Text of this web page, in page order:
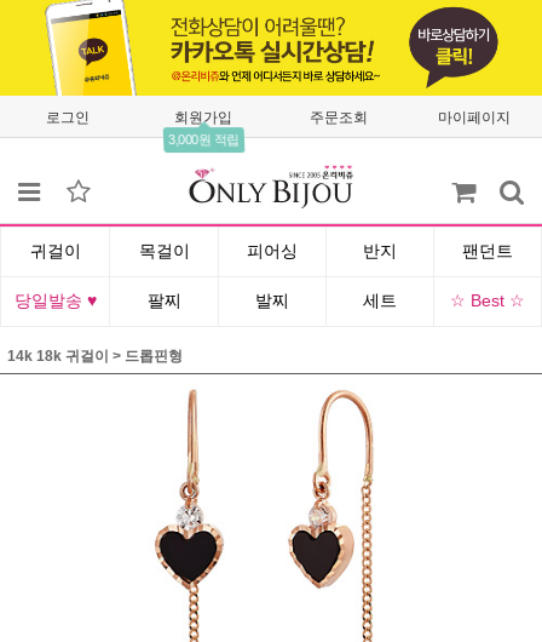
로그인 회원가입
3,000원 적립
주문조회 마이페이지
귀걸이 목걸이 피어싱 반지 팬던트
당일발송 ♥ 팔찌 발찌 세트 ☆ Best ☆
14k 18k 귀걸이 > 드롭핀형